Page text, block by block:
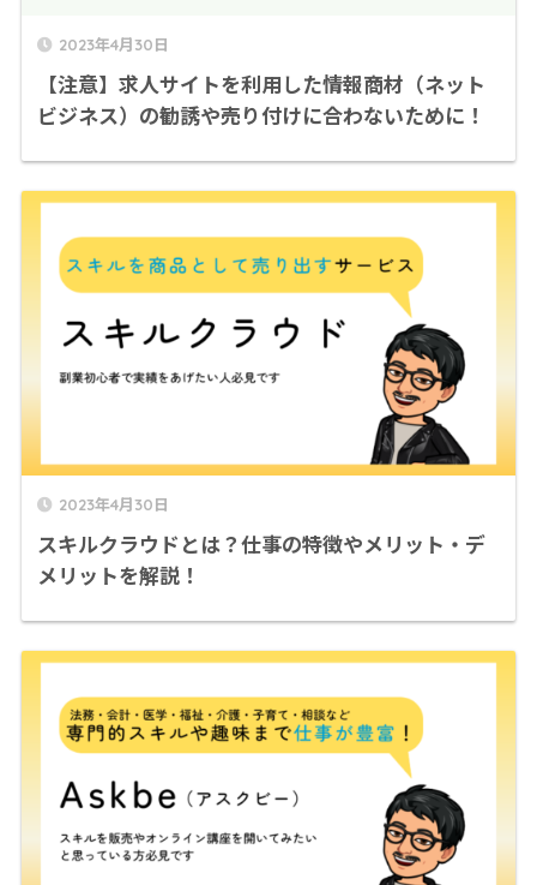
2023年4月30日
【注意】求人サイトを利用した情報商材（ネット
ビジネス）の勧誘や売り付けに合わないために！
2023年4月30日
スキルクラウドとは？仕事の特徴やメリット・デ
メリットを解説！